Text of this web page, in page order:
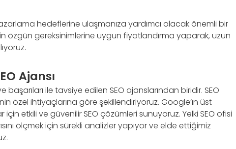
hedeflerine ulaşmanıza yardımcı olacak önemli bir
özgün gereksinimlerine uygun fiyatlandırma yaparak, uzun
Ajansı
ile tavsiye edilen SEO ajanslarından biridir. SEO
özel ihtiyaçlarına göre şekillendiriyoruz. Google’ın üst
için etkili ve güvenilir SEO çözümleri sunuyoruz. Yelki SEO ofisi
ölçmek için sürekli analizler yapıyor ve elde ettiğimiz